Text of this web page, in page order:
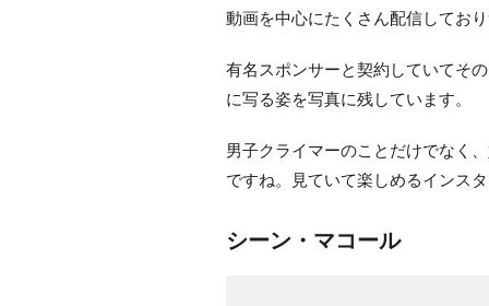
動画を中心にたくさん配信してお
有名スポンサーと契約していてそ
に写る姿を写真に残しています。
男子クライマーのことだけでなく
ですね。見ていて楽しめるインス
シーン・マコール